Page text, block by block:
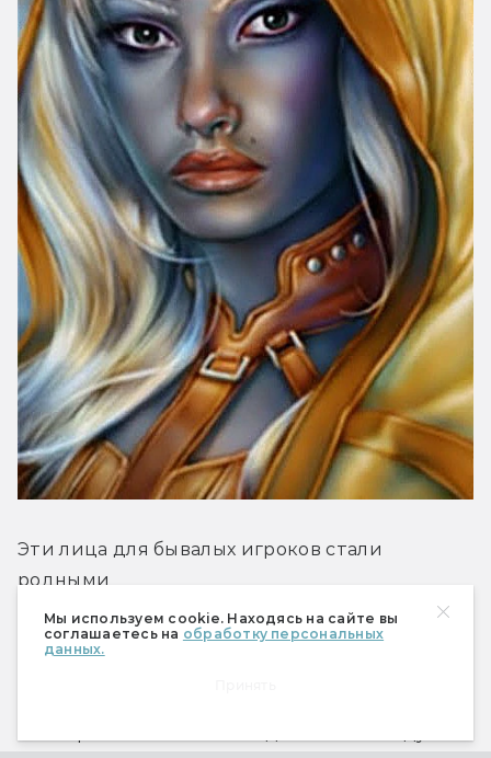
Мы используем cookie. Находясь на сайте вы
соглашаетесь на обработку персональных
данных.
Эти лица для бывалых игроков стали
родными
Их были десятки. Все они несли своё бремя.